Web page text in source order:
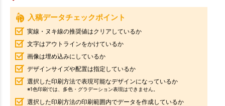
入稿データチェックポイント
実線・ヌキ線の推奨値はクリアしているか
文字はアウトラインをかけているか
画像は埋め込みにしているか
デザインサイズや配置は指定しているか
選択した印刷方法で表現可能なデザインになっているか
※1色印刷では、多色・グラデーション表現はできません。
選択した印刷方法の印刷範囲内でデータを作成しているか